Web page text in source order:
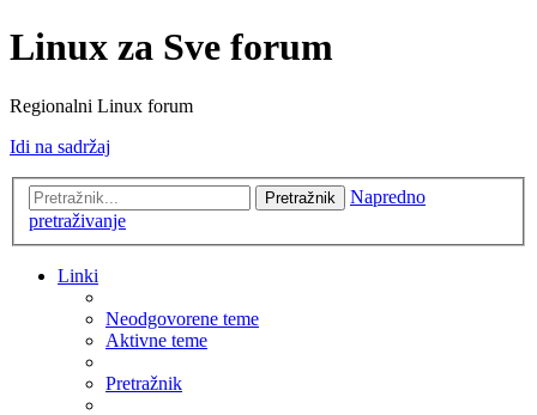
Linux za Sve forum
Regionalni Linux forum
Idi na sadržaj
Pretražnik
Napredno
pretraživanje
Linki
Neodgovorene teme
Aktivne teme
Pretražnik